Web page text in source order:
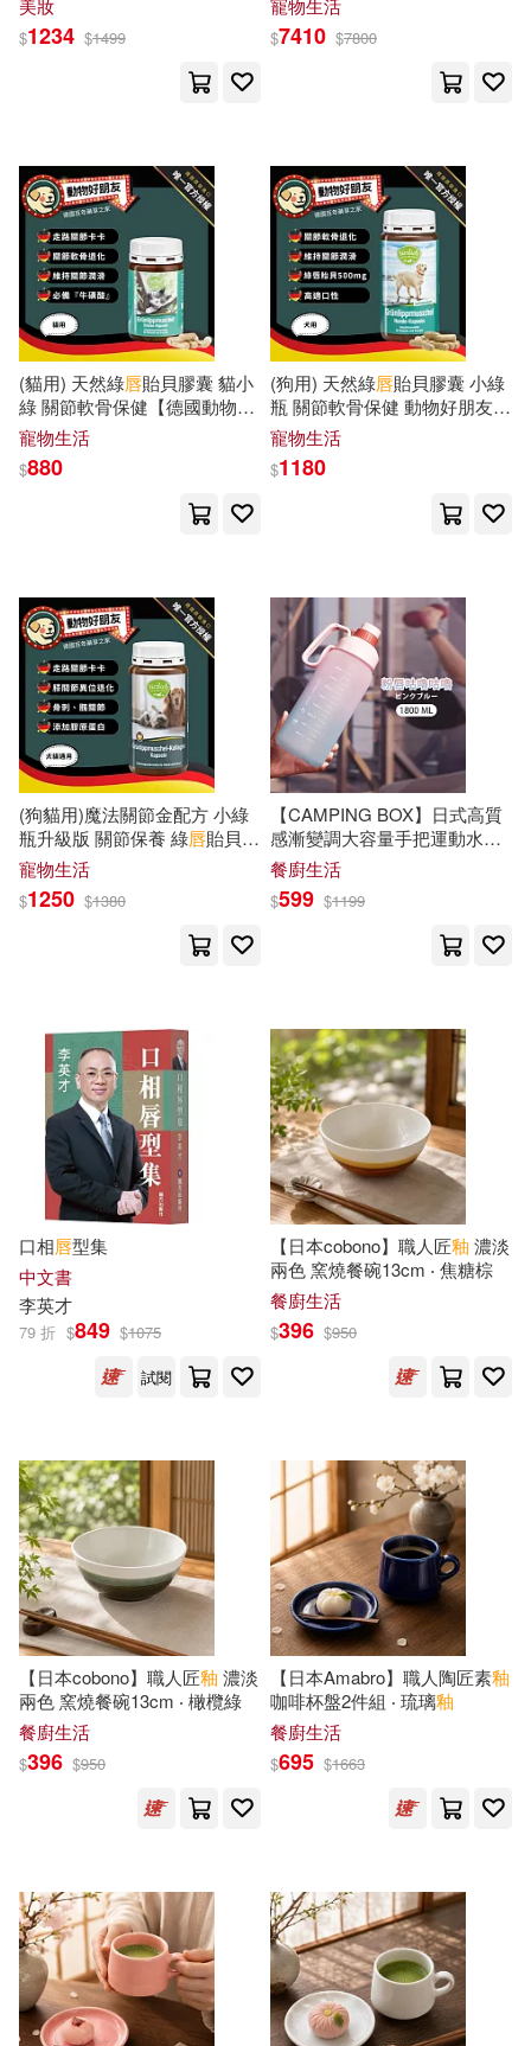
深圳博物館(2)
織島かのこ(2)
織島かのこ (2)
苗栗縣政府國際文化觀光局(2)
范振金(2) 薛瑞芳(2)
鄭寧(2)
鄭謙（主編）(2)
青椒娘 (原作) ／野上弾 (漫畫)(2)
高志斌(2) (清)力鈞(1)
(澳)保羅·詹寧斯(1) 9兵衛(1)
?口奈津子(1)
Alexia Soraia(1)
CCTV教科文行動編寫組(1)
David(1)
Frank Vander (EDT)/ Choudhury(1)
Gunter (EDT)/ Romand(1)
Hildegard/ Haase(1)
JEANNIE著(1)
John G. (CON)(1)
LAMUQE(1) MACプラス(1)
Meshi(1)
Patricia (CON)/ Gunnell(1)
Pimenta Gomes Zonca(1)
Raymond(1)
Raymond (EDT)(1)
Romand (CON)/ Easton(1)
國立歷史博物館(3) 尖端(3)
百花洲文藝出版社(3)
藍襪子出版社(3) Claves(2)
Cornell Univ Pr(2)
PRESTIGE(2) Philips(2)
三民(2)
世界圖書出版公司北京公司(2)
中國建材工業出版社(2)
中國林業出版社(2)
中國輕工業出版社(2)
儂儂雜誌社(2) 北星(2)
曖維(2) 江蘇文藝出版社(2)
滾石移動(2)
福建美術出版社(2)
苗栗縣文化局(2) 釀出版(2)
采實文化(2) 采藝出版(2)
黑龍江美術出版社(2)
Academic Pr(1)
Belle Ame(1)
ICA Classics(1) Mercury(1)
PENTATONE(1) Profil(1)
Textstream(1)
Walter De Gruyter Inc(1)
美妝
$1234 $1499
匙【德國動物好朋友】
寵物生活
$7410 $7800
(貓用) 天然綠唇貽貝膠囊 貓小
綠 關節軟骨保健【德國動物好
朋友】
寵物生活
$880
(狗用) 天然綠唇貽貝膠囊 小綠
瓶 關節軟骨保健 動物好朋友
【德國動物好朋友】
寵物生活
$1180
(狗貓用)魔法關節金配方 小綠
瓶升級版 關節保養 綠唇貽貝與
膠原蛋白 養成大力金剛腿【德
國動物好朋友】
寵物生活
$1250 $1380
【CAMPING BOX】日式高質
感漸變調大容量手把運動水壺
(大容量水壺 健身水壺) 粉
嚕咕嚕
餐廚生活
$599 $1199
口相唇型集
中文書
李英才
79 折 $849 $1075
試閱
【日本cobono】職人匠釉 濃淡
兩色 窯燒餐碗13cm ‧ 焦糖棕
餐廚生活
$396 $950
【日本cobono】職人匠釉 濃淡
兩色 窯燒餐碗13cm ‧ 橄欖綠
餐廚生活
$396 $950
【日本Amabro】職人陶匠素釉
咖啡杯盤2件組 ‧ 琉璃釉
餐廚生活
$695 $1663